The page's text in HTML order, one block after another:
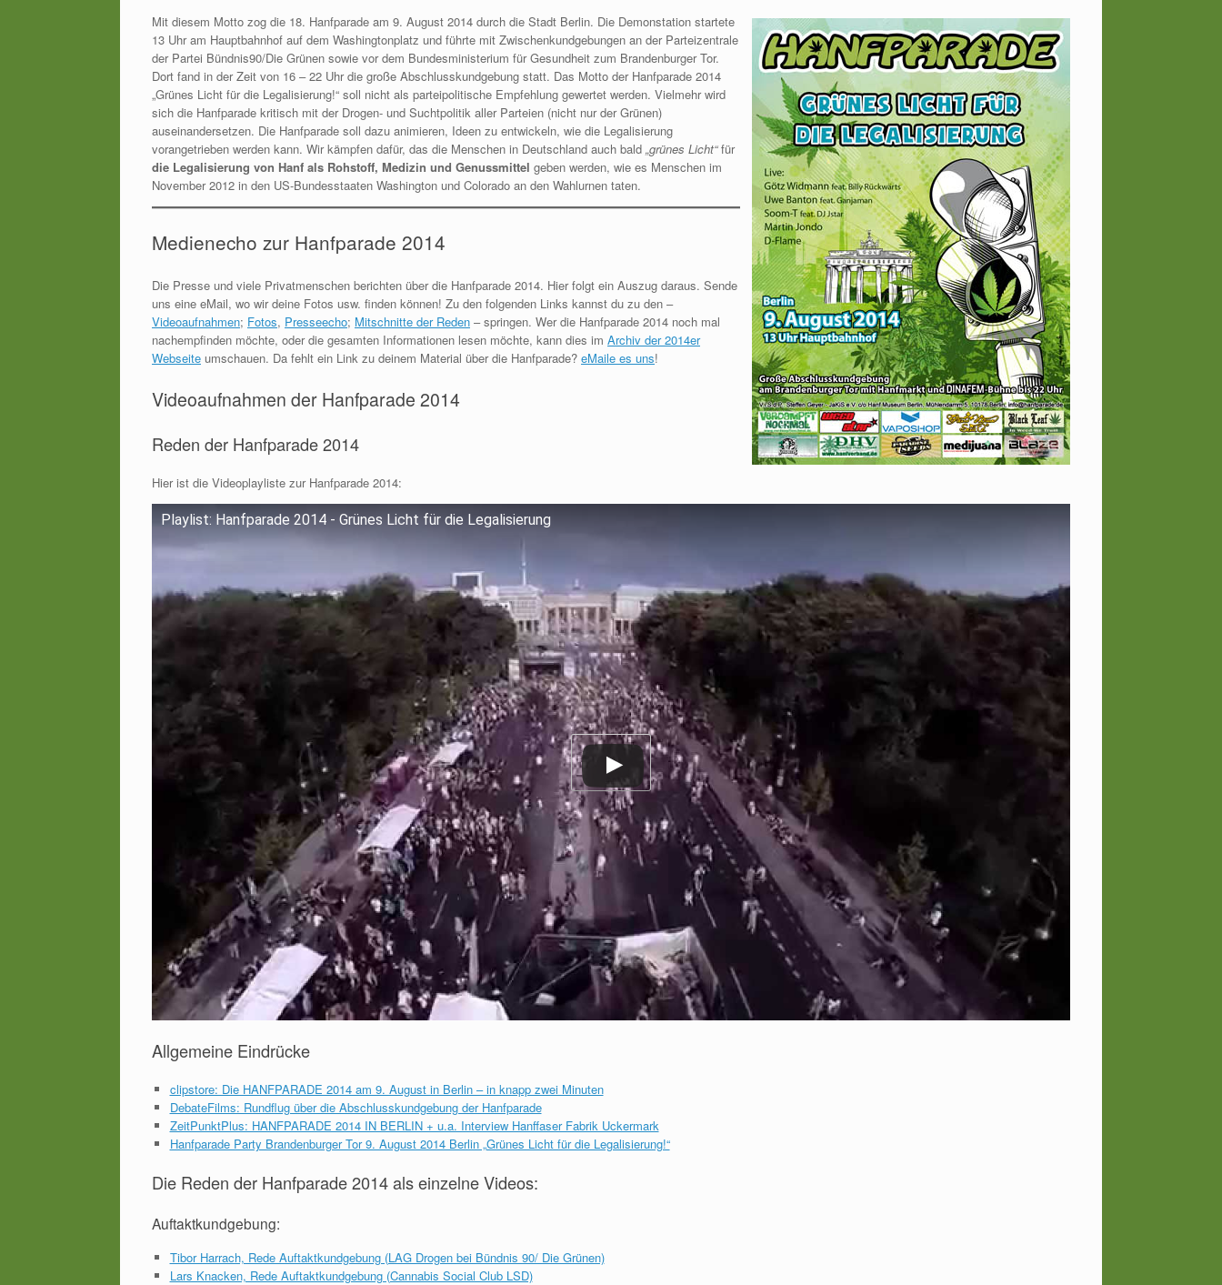
Mit diesem Motto zog die 18. Hanfparade am 9. August 2014 durch die Stadt Berlin. Die Demonstation startete
13 Uhr am Hauptbahnhof auf dem Washingtonplatz und führte mit Zwischenkundgebungen an der Parteizentrale
der Partei Bündnis90/Die Grünen sowie vor dem Bundesministerium für Gesundheit zum Brandenburger Tor.
Dort fand in der Zeit von 16 – 22 Uhr die große Abschlusskundgebung statt. Das Motto der Hanfparade 2014
„Grünes Licht für die Legalisierung!“ soll nicht als parteipolitische Empfehlung gewertet werden. Vielmehr wird
sich die Hanfparade kritisch mit der Drogen- und Suchtpolitik aller Parteien (nicht nur der Grünen)
auseinandersetzen. Die Hanfparade soll dazu animieren, Ideen zu entwickeln, wie die Legalisierung
vorangetrieben werden kann. Wir kämpfen dafür, das die Menschen in Deutschland auch bald „grünes Licht“für
die Legalisierung von Hanf als Rohstoff, Medizin und Genussmittel geben werden, wie es Menschen im
November 2012 in den US-Bundesstaaten Washington und Colorado an den Wahlurnen taten.
Medienecho zur Hanfparade 2014
Die Presse und viele Privatmenschen berichten über die Hanfparade 2014. Hier folgt ein Auszug daraus. Sende
uns eine eMail, wo wir deine Fotos usw. finden können! Zu den folgenden Links kannst du zu den –
Videoaufnahmen; Fotos, Presseecho; Mitschnitte der Reden – springen. Wer die Hanfparade 2014 noch mal
nachempfinden möchte, oder die gesamten Informationen lesen möchte, kann dies im Archiv der 2014er
Webseite umschauen. Da fehlt ein Link zu deinem Material über die Hanfparade? eMaile es uns!
Videoaufnahmen der Hanfparade 2014
Reden der Hanfparade 2014
Hier ist die Videoplayliste zur Hanfparade 2014:
Playlist: Hanfparade 2014 - Grünes Licht für die Legalisierung
Allgemeine Eindrücke
clipstore: Die HANFPARADE 2014 am 9. August in Berlin – in knapp zwei Minuten
DebateFilms: Rundflug über die Abschlusskundgebung der Hanfparade
ZeitPunktPlus: HANFPARADE 2014 IN BERLIN + u.a. Interview Hanffaser Fabrik Uckermark
Hanfparade Party Brandenburger Tor 9. August 2014 Berlin „Grünes Licht für die Legalisierung!“
Die Reden der Hanfparade 2014 als einzelne Videos:
Auftaktkundgebung:
Tibor Harrach, Rede Auftaktkundgebung (LAG Drogen bei Bündnis 90/ Die Grünen)
Lars Knacken, Rede Auftaktkundgebung (Cannabis Social Club LSD)